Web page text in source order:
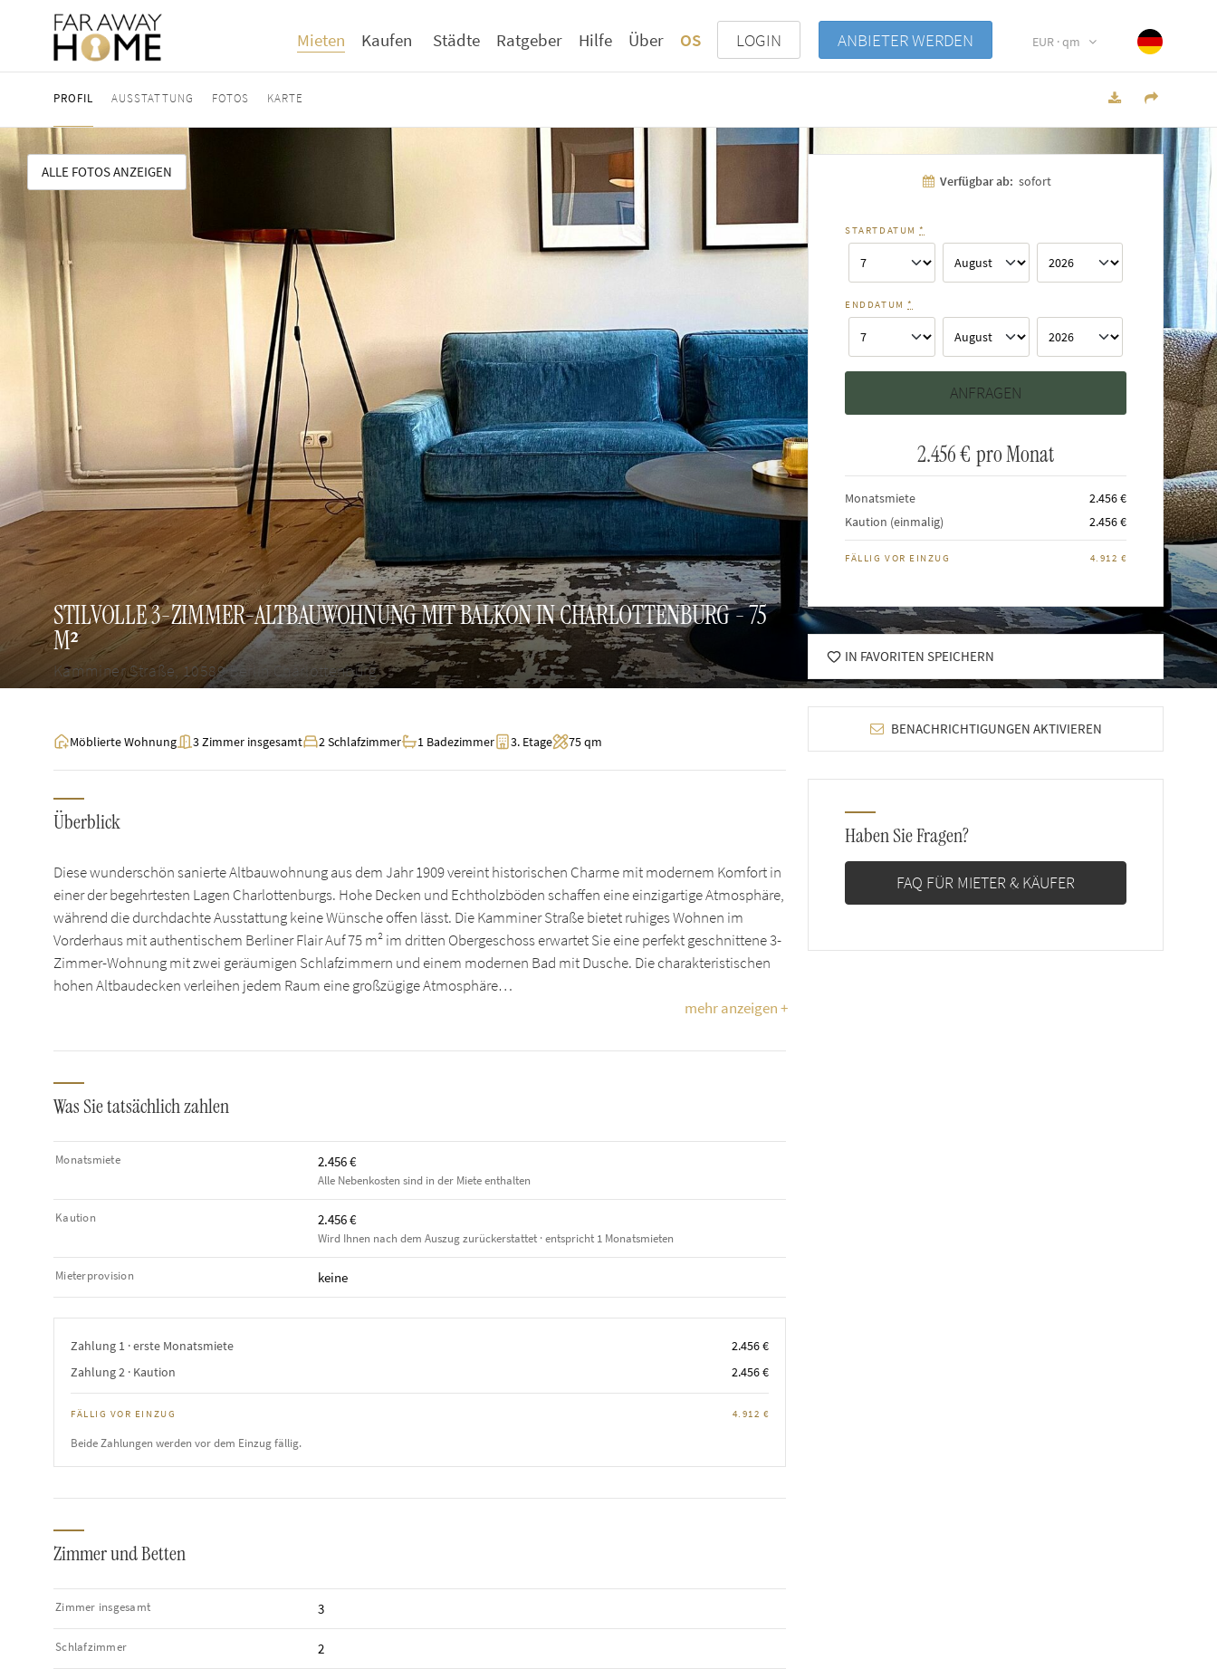
Mieten Kaufen Städte Ratgeber Hilfe Über OS LOGIN ANBIETER WERDEN EUR · qm
PROFIL AUSSTATTUNG FOTOS KARTE
ALLE FOTOS ANZEIGEN
STILVOLLE 3-ZIMMER-ALTBAUWOHNUNG MIT BALKON IN CHARLOTTENBURG - 75
M²
Kamminer Straße, 10589 Berlin Charlottenburg
Möblierte Wohnung 3 Zimmer insgesamt 2 Schlafzimmer 1 Badezimmer 3. Etage 75 qm
Überblick
Diese wunderschön sanierte Altbauwohnung aus dem Jahr 1909 vereint historischen Charme mit modernem Komfort in
einer der begehrtesten Lagen Charlottenburgs. Hohe Decken und Echtholzböden schaffen eine einzigartige Atmosphäre,
während die durchdachte Ausstattung keine Wünsche offen lässt. Die Kamminer Straße bietet ruhiges Wohnen im
Vorderhaus mit authentischem Berliner Flair Auf 75 m² im dritten Obergeschoss erwartet Sie eine perfekt geschnittene 3-
Zimmer-Wohnung mit zwei geräumigen Schlafzimmern und einem modernen Bad mit Dusche. Die charakteristischen
hohen Altbaudecken verleihen jedem Raum eine großzügige Atmosphäre…
mehr anzeigen +
Was Sie tatsächlich zahlen
Monatsmiete 2.456 €
Alle Nebenkosten sind in der Miete enthalten
Kaution 2.456 €
Wird Ihnen nach dem Auszug zurückerstattet · entspricht 1 Monatsmieten
Mieterprovision keine
Zahlung 1 · erste Monatsmiete
2.456 €
Zahlung 2 · Kaution
2.456 €
FÄLLIG VOR EINZUG 4.912 €
Beide Zahlungen werden vor dem Einzug fällig.
Zimmer und Betten
Zimmer insgesamt 3
Schlafzimmer 2
Verfügbar ab: sofort
STARTDATUM*
ENDDATUM*
2.456 € pro Monat
Monatsmiete
2.456 €
Kaution (einmalig)
2.456 €
FÄLLIG VOR EINZUG 4.912 €
IN FAVORITEN SPEICHERN
BENACHRICHTIGUNGEN AKTIVIEREN
Haben Sie Fragen?
FAQ FÜR MIETER & KÄUFER